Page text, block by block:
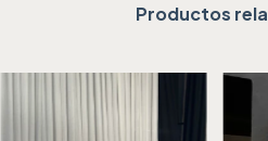
Productos